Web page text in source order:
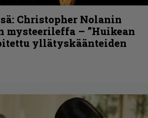
Christopher Nolanin
mysteerileffa – ”Huikean
yllätyskäänteiden